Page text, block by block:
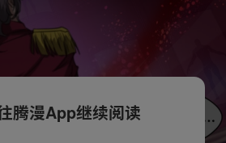
腾漫App继续阅读